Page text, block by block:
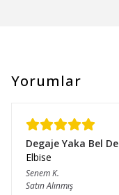
Yorumlar
Degaje Yaka Bel
Elbise
SenemK.
Satın Alınmış